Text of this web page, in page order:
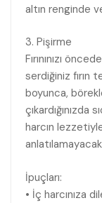
altın renginde
3. Pişirme
Fırınınızı
serdiğiniz fırın
boyunca,
harcın lezzetiyle
İpuçları:
• İç harcınıza